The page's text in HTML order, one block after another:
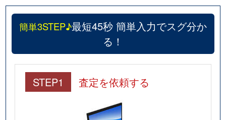
簡単3STEP♪最短45秒 簡単入力でスグ分か
る！
STEP1 査定を依頼する